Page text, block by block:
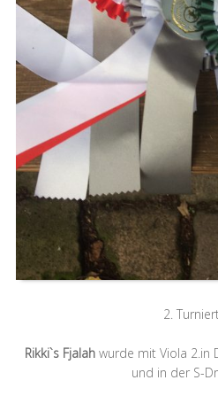
2.
Rikki`s Fjalah wurde mit Viola 2.in
und in der S-